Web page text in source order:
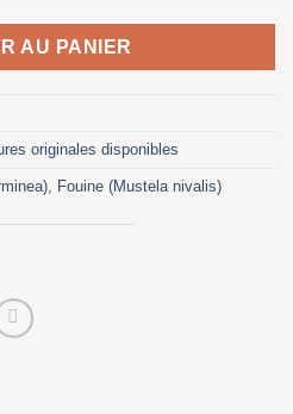
AU PANIER
originales disponibles
, Fouine (Mustela nivalis)